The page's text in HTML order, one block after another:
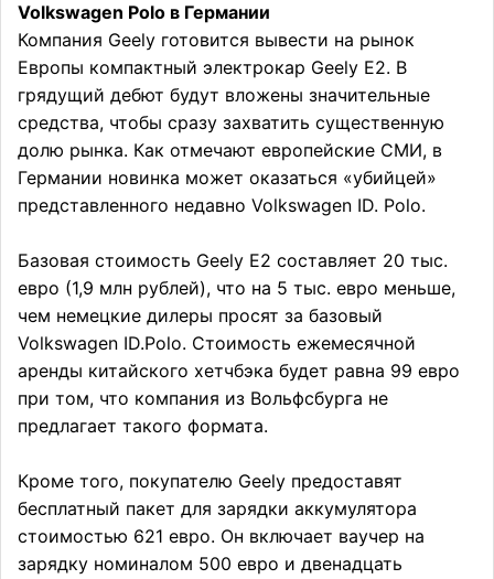
Volkswagen Polo в Германии
Компания Geely готовится вывести на рынок
Европы компактный электрокар Geely E2. В
грядущий дебют будут вложены значительные
средства, чтобы сразу захватить существенную
долю рынка. Как отмечают европейские СМИ, в
Германии новинка может оказаться «убийцей»
представленного недавно Volkswagen ID. Polo.
Базовая стоимость Geely E2 составляет 20 тыс.
евро (1,9 млн рублей), что на 5 тыс. евро меньше,
чем немецкие дилеры просят за базовый
Volkswagen ID.Polo. Стоимость ежемесячной
аренды китайского хетчбэка будет равна 99 евро
при том, что компания из Вольфсбурга не
предлагает такого формата.
Кроме того, покупателю Geely предоставят
бесплатный пакет для зарядки аккумулятора
стоимостью 621 евро. Он включает ваучер на
зарядку номиналом 500 евро и двенадцать